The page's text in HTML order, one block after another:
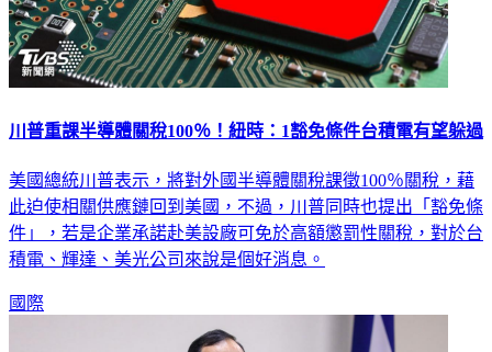
川普重課半導體關稅100％！紐時：1豁免條件台積電有望躲過
美國總統川普表示，將對外國半導體關稅課徵100％關稅，藉
此迫使相關供應鏈回到美國，不過，川普同時也提出「豁免條
件」，若是企業承諾赴美設廠可免於高額懲罰性關稅，對於台
積電、輝達、美光公司來說是個好消息。
國際